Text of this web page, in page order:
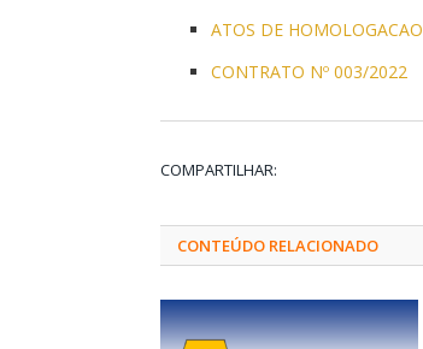
ATOS DE HOMOLOGACAO
CONTRATO Nº 003/2022
COMPARTILHAR:
CONTEÚDO RELACIONADO